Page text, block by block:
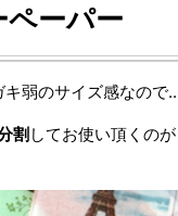
ーパー
弱のサイズ感なので
割してお使い頂くの